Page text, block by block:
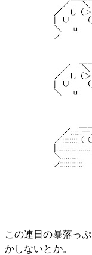
この連日の暴落っ
かしないとか。